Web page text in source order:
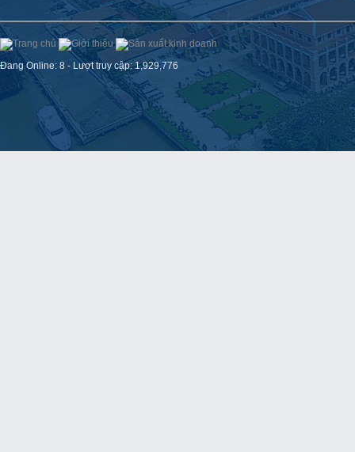
Đang Online: 8 - Lượt truy cập: 1,929,776